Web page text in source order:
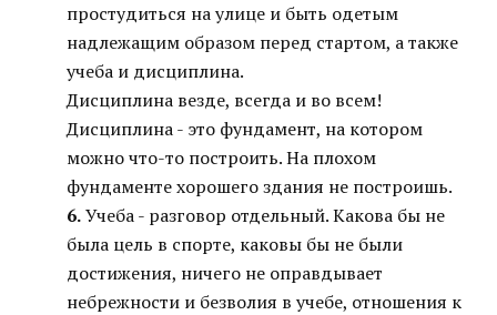
простудиться на улице и быть одетым
надлежащим образом перед стартом, а также
учеба и дисциплина.
Дисциплина везде, всегда и во всем!
Дисциплина - это фундамент, на котором
можно что-то построить. На плохом
фундаменте хорошего здания не построишь.
6.Учеба - разговор отдельный. Какова бы не
была цель в спорте, каковы бы не были
достижения, ничего не оправдывает
небрежности и безволия в учебе, отношения к